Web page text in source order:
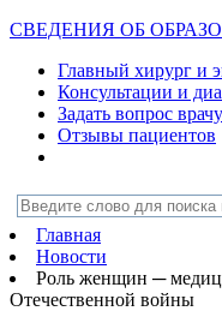
СВЕДЕНИЯ ОБ
Главный хирург и
Консультации и
Задать вопрос врачу
Отзывы пациентов
Главная
Новости
Роль женщин ─
Отечественной войны